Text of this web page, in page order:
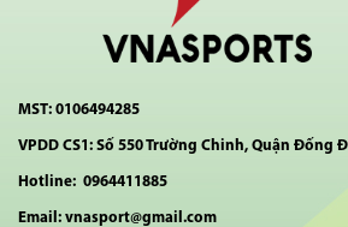
MST: 0106494285
VPDD CS1: Số 550 Trường Chinh, Quận Đống
Hotline: 0964411885
Email: vnasport@gmail.com